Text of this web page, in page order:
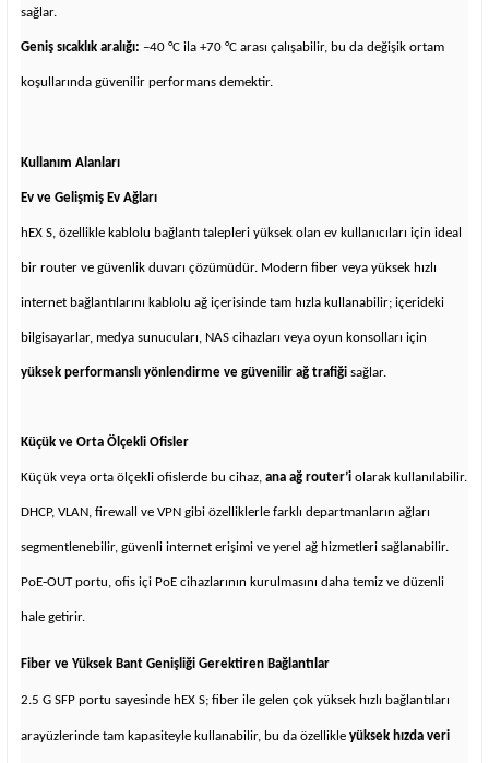
sağlar.
Geniş sıcaklık aralığı: –40 °C ila +70 °C arası çalışabilir, bu da değişik ortam
koşullarında güvenilir performans demektir.
Kullanım Alanları
Ev ve Gelişmiş Ev Ağları
hEX S, özellikle kablolu bağlantı talepleri yüksek olan ev kullanıcıları için ideal
bir router ve güvenlik duvarı çözümüdür. Modern fiber veya yüksek hızlı
internet bağlantılarını kablolu ağ içerisinde tam hızla kullanabilir; içerideki
bilgisayarlar, medya sunucuları, NAS cihazları veya oyun konsolları için
yüksek performanslı yönlendirme ve güvenilir ağ trafiği sağlar.
Küçük ve Orta Ölçekli Ofisler
Küçük veya orta ölçekli ofislerde bu cihaz, ana ağ router’i olarak kullanılabilir.
DHCP, VLAN, firewall ve VPN gibi özelliklerle farklı departmanların ağları
segmentlenebilir, güvenli internet erişimi ve yerel ağ hizmetleri sağlanabilir.
PoE‑OUT portu, ofis içi PoE cihazlarının kurulmasını daha temiz ve düzenli
hale getirir.
Fiber ve Yüksek Bant Genişliği Gerektiren Bağlantılar
2.5 G SFP portu sayesinde hEX S; fiber ile gelen çok yüksek hızlı bağlantıları
arayüzlerinde tam kapasiteyle kullanabilir, bu da özellikle yüksek hızda veri